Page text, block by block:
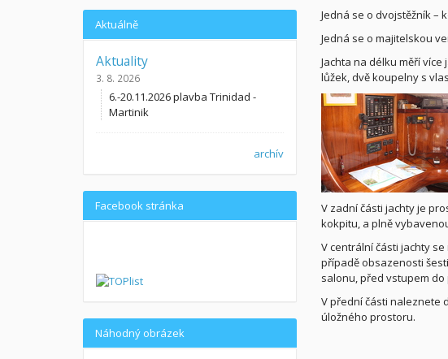
Jedná se o dvojstěžník –
Jedná se o majitelskou
Jachta na délku měří
lůžek, dvě koupelny s
V zadní části jachty je
kokpitu, a plně
V centrální části jachty
případě obsazenosti
salonu, před vstupem
V přední části naleznete
úložného prostoru.
Aktuálně
Aktuality
3. 8. 2026
6.-20.11.2026 plavba Trinidad -
Martinik
archív
Facebook stránka
Náhodný obrázek